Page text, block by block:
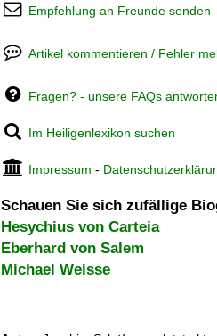
Empfehlung an Freunde senden
Artikel kommentieren / Fehler
Fragen? - unsere FAQs
Im Heiligenlexikon suchen
Impressum -
Schauen Sie sich zufällige
Hesychius von Carteia
Eberhard von Salem
Michael Weisse